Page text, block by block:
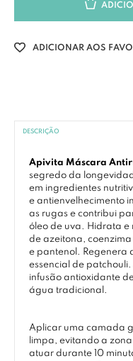
ADICIONAR AOS
DESCRIÇÃO
Apivita Máscara
segredo da
em ingredientes
e antienvelhecimento
as rugas e contribui
óleo de uva. Hidrata e
de azeitona,
e pantenol. Regenera
essencial de
infusão antioxidante
água tradicional.
Aplicar uma camada
limpa, evitando a
atuar durante 10